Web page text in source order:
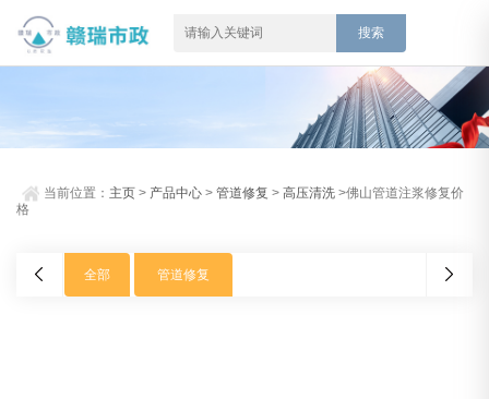
当前位置： 主页 > 产品中心 >管道修复 >高压清洗 >佛山管道注浆修复价
格
全部 管道修复